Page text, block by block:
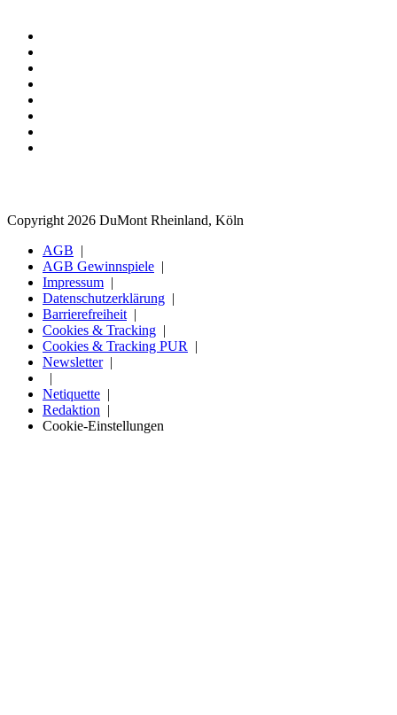
Copyright 2026 DuMont Rheinland, Köln
AGB
AGB Gewinnspiele
Impressum
Datenschutzerklärung
Barrierefreiheit
Cookies & Tracking
Cookies & Tracking PUR
Newsletter
Netiquette
Redaktion
Cookie-Einstellungen